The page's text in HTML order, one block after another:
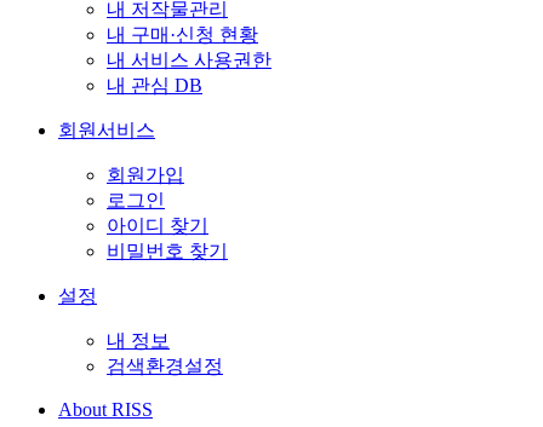
내 저작물관리
내 구매·신청 현황
내 서비스 사용권한
내 관심 DB
회원서비스
회원가입
로그인
아이디 찾기
비밀번호 찾기
설정
내 정보
검색환경설정
About RISS